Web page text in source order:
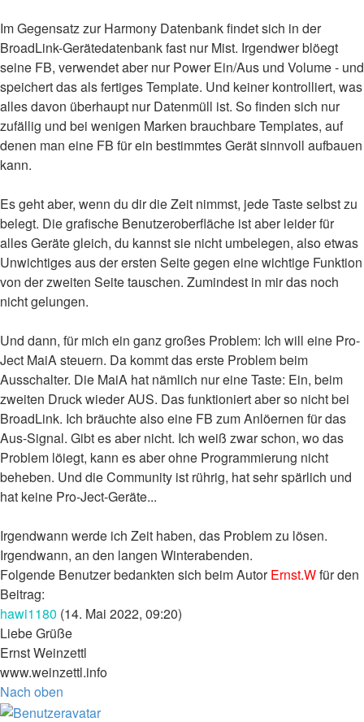
Im Gegensatz zur Harmony Datenbank findet sich in der
BroadLink-Gerätedatenbank fast nur Mist. Irgendwer blöegt
seine FB, verwendet aber nur Power Ein/Aus und Volume - und
speichert das als fertiges Template. Und keiner kontrolliert, was
alles davon überhaupt nur Datenmüll ist. So finden sich nur
zufällig und bei wenigen Marken brauchbare Templates, auf
denen man eine FB für ein bestimmtes Gerät sinnvoll aufbauen
kann.
Es geht aber, wenn du dir die Zeit nimmst, jede Taste selbst zu
belegt. Die grafische Benutzeroberfläche ist aber leider für
alles Geräte gleich, du kannst sie nicht umbelegen, also etwas
Unwichtiges aus der ersten Seite gegen eine wichtige Funktion
von der zweiten Seite tauschen. Zumindest in mir das noch
nicht gelungen.
Und dann, für mich ein ganz großes Problem: Ich will eine Pro-
Ject MaiA steuern. Da kommt das erste Problem beim
Ausschalter. Die MaiA hat nämlich nur eine Taste: Ein, beim
zweiten Druck wieder AUS. Das funktioniert aber so nicht bei
BroadLink. Ich bräuchte also eine FB zum Anlöernen für das
Aus-Signal. Gibt es aber nicht. Ich weiß zwar schon, wo das
Problem löiegt, kann es aber ohne Programmierung nicht
beheben. Und die Community ist rührig, hat sehr spärlich und
hat keine Pro-Ject-Geräte...
Irgendwann werde ich Zeit haben, das Problem zu lösen.
Irgendwann, an den langen Winterabenden.
Folgende Benutzer bedankten sich beim AutorErnst.Wfür den
Beitrag:
hawi1180 (14. Mai 2022, 09:20)
Liebe Grüße
Ernst Weinzettl
www.weinzettl.info
Nach oben